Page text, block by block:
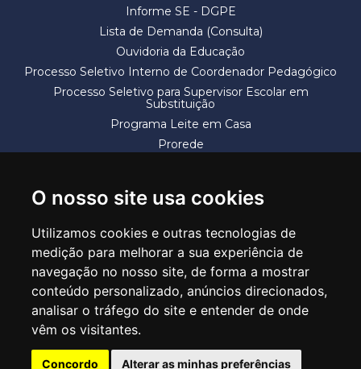
O nosso site usa cookies
Utilizamos cookies e outras tecnologias de
medição para melhorar a sua experiência de
navegação no nosso site, de forma a mostrar
conteúdo personalizado, anúncios direcionados,
analisar o tráfego do site e entender de onde
vêm os visitantes.
Concordo Alterar as minhas preferências
Informe SE - DGPE
Lista de Demanda (Consulta)
Ouvidoria da Educação
Processo Seletivo Interno de Coordenador Pedagógico
Processo Seletivo para Supervisor Escolar em
Substituição
Programa Leite em Casa
Prorede
SECRETARIA DE EDUCAÇÃO
Rua Claudino Barbosa, 313 - Macedo - Guarulhos/SP CEP 07113-040
Central de Atendimento: *55 11 2475-7300